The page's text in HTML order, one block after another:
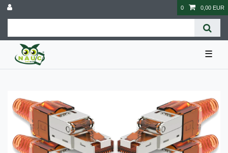
0 0,00 EUR
☰